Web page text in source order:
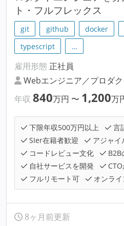
ト・フルフレックス
git github docker
typescript
…
雇用形態 正社員
Webエンジニア／プロダ
年収 840万円 〜 1,200万
下限年収500万円以上
言
SIer在籍者歓迎
アジャイ
コードレビュー文化
B2B
自社サービスを開発
フルリモート可
オンラ
8ヶ月前更新